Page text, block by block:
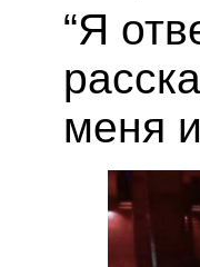
“Я
меня